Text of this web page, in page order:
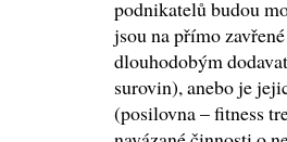
podnikatelů budou
jsou na přímo
dlouhodobým
surovin), anebo je
(posilovna – fitness